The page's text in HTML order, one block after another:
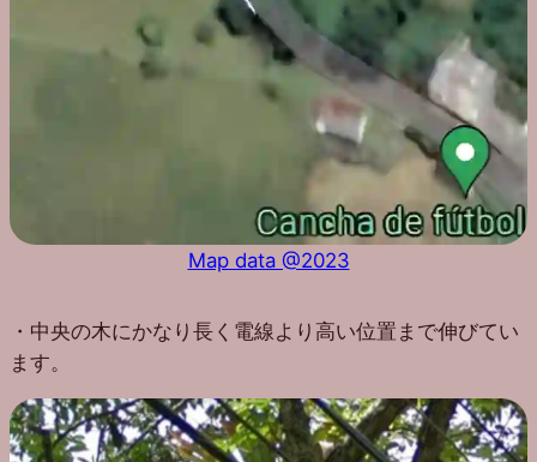
Map data @2023
・中央の木にかなり長く電線より高い位置まで伸びてい
ます。